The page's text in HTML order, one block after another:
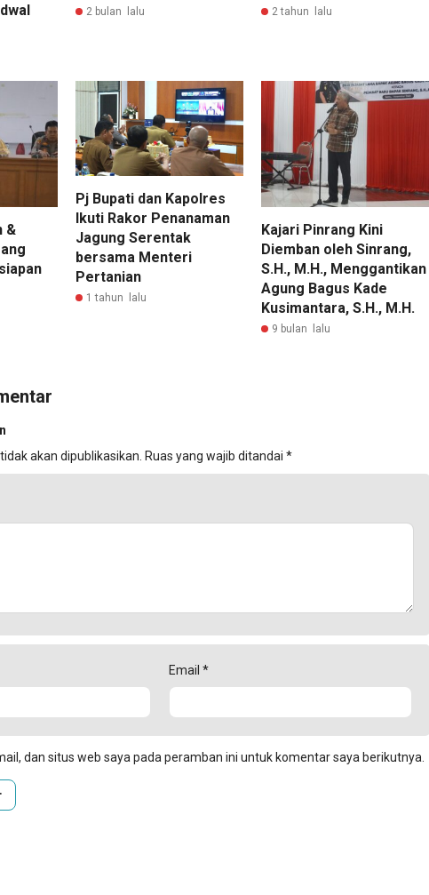
2 bulan lalu 2 tahun lalu
&
Pj Bupati dan Kapolres
Ikuti Rakor Penanaman
Jagung Serentak
bersama Menteri
Pertanian
1 tahun lalu
Kajari Pinrang Kini
Diemban oleh Sinrang,
S.H., M.H., Menggantikan
Agung Bagus Kade
Kusimantara, S.H., M.H.
9 bulan lalu
akan dipublikasikan. Ruas yang wajib ditandai *
Email *
dan situs web saya pada peramban ini untuk komentar saya berikutnya.